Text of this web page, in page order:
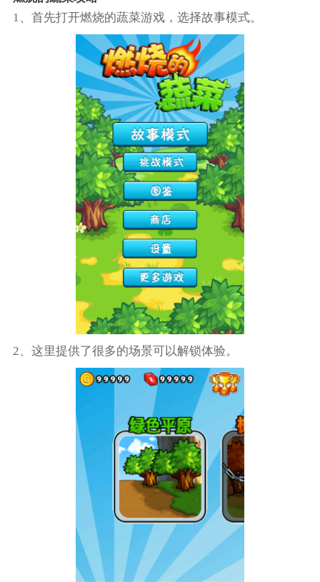
1、首先打开燃烧的蔬菜游戏，选择故事模式。
2、这里提供了很多的场景可以解锁体验。